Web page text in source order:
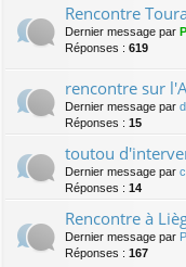
Rencontre
Dernier message par
Réponses : 619
rencontre sur
Dernier message par
Réponses : 15
toutou
Dernier message par
Réponses : 14
Rencontre à
Dernier message par
Réponses : 167